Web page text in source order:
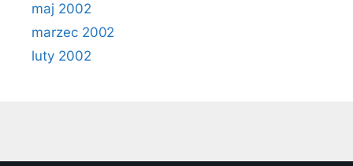
maj 2002
marzec 2002
luty 2002